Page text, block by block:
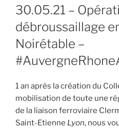
LE
30.05.21 –
débroussaillage
Noirétable –
1 an après la création du
mobilisation de toute une
de la liaison ferroviaire
Saint-Etienne Lyon, nous